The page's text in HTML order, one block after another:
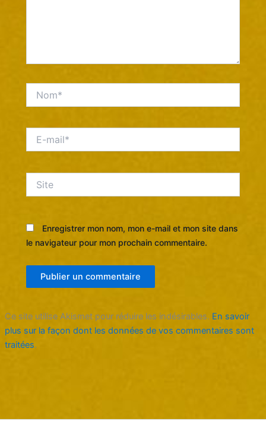
mail*
Enregistrer mon nom, mon e-mail et mon site dans
le navigateur pour mon prochain commentaire.
Ce site utilise Akismet pour réduire les indésirables. En savoir
plus sur la façon dont les données de vos commentaires sont
traitées.